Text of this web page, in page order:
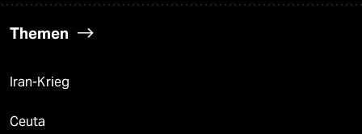
Themen
Iran-Krieg
Ceuta